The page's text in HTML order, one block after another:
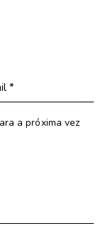
a próxima vez